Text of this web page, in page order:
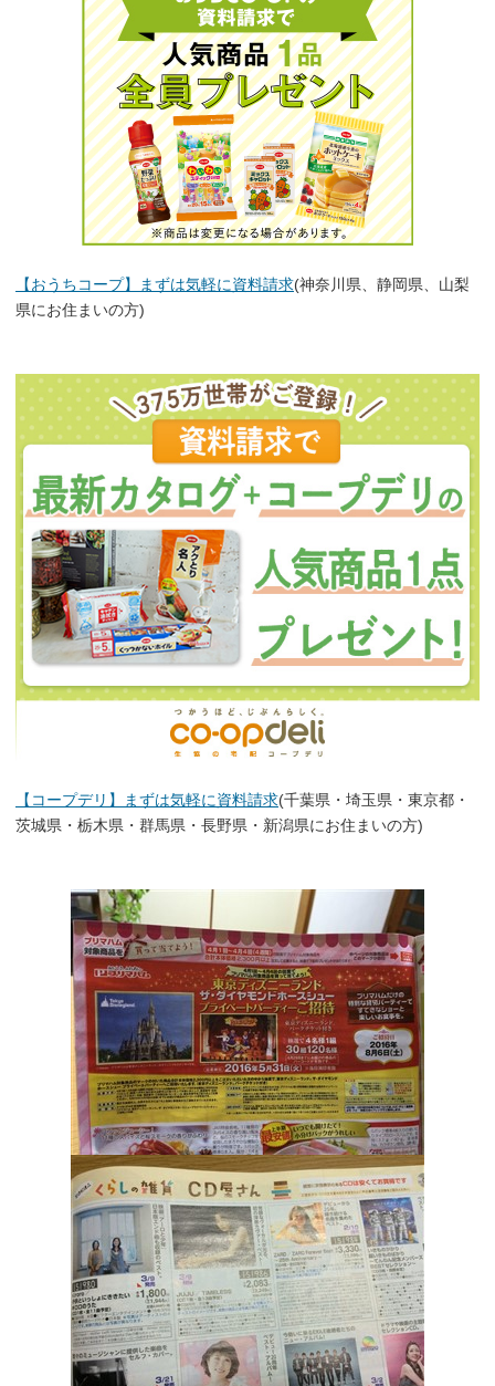
【おうちコープ】まずは気軽に資料請求(神奈川県、静岡県、山梨
県にお住まいの方)
【コープデリ】まずは気軽に資料請求(千葉県・埼玉県・東京都・
茨城県・栃木県・群馬県・長野県・新潟県にお住まいの方)